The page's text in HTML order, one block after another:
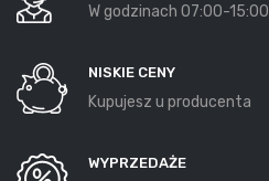
W godzinach 07:00-15:00
NISKIE CENY
Kupujesz u producenta
WYPRZEDAŻE